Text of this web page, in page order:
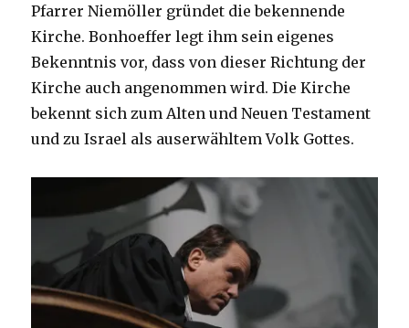
Pfarrer Niemöller gründet die bekennende
Kirche. Bonhoeffer legt ihm sein eigenes
Bekenntnis vor, dass von dieser Richtung der
Kirche auch angenommen wird. Die Kirche
bekennt sich zum Alten und Neuen Testament
und zu Israel als auserwähltem Volk Gottes.